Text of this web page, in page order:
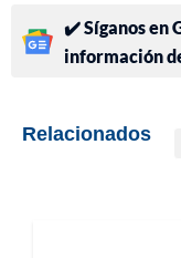
✔️ Síganos en
información
Relacionados